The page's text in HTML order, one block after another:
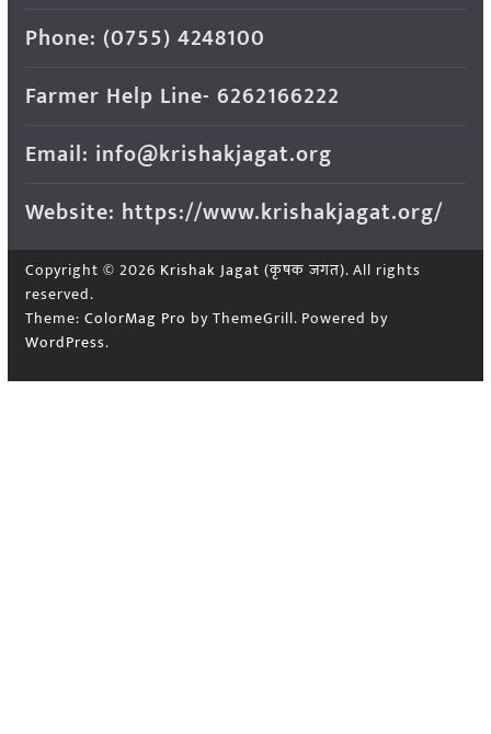
Phone: (0755) 4248100
Farmer Help Line- 6262166222
Email: info@krishakjagat.org
Website: https://www.krishakjagat.org/
Copyright © 2026 Krishak Jagat (कृषक जगत). All rights
reserved.
Theme: ColorMag Pro by ThemeGrill. Powered by
WordPress.